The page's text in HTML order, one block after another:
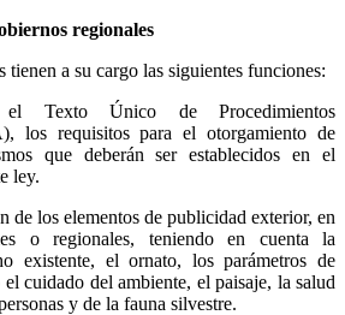
regionales
tienen a su cargo las siguientes funciones:
Texto Único de Procedimientos
los requisitos para el otorgamiento de
que deberán ser establecidos en el
ley.
de los elementos de publicidad exterior, en
o regionales, teniendo en cuenta la
existente, el ornato, los parámetros de
cuidado del ambiente, el paisaje, la salud
y de la fauna silvestre.